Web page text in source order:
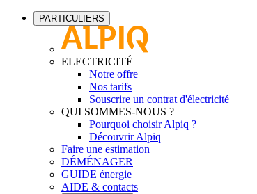
PARTICULIERS
ELECTRICITÉ
Notre offre
Nos tarifs
Souscrire un contrat d'électricité
QUI SOMMES-NOUS ?
Pourquoi choisir Alpiq ?
Découvrir Alpiq
Faire une estimation
DÉMÉNAGER
GUIDE énergie
AIDE & contacts